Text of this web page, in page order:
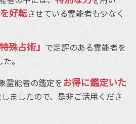
好転させている霊能者も少なく
特殊占術』 で定評のある霊能者を
。
霊能者の鑑定をお得に鑑定いた
ましたので、是非ご活用くださ